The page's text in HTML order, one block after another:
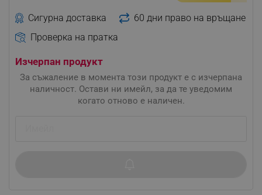
Сигурна доставка
60 дни право на връщане
Проверка на пратка
Изчерпан продукт
За съжаление в момента този продукт е с изчерпана
наличност. Остави ни имейл, за да те уведомим
когато отново е наличен.